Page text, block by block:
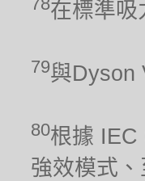
在標準吸
79與Dyson
80根據 IEC
強效模式